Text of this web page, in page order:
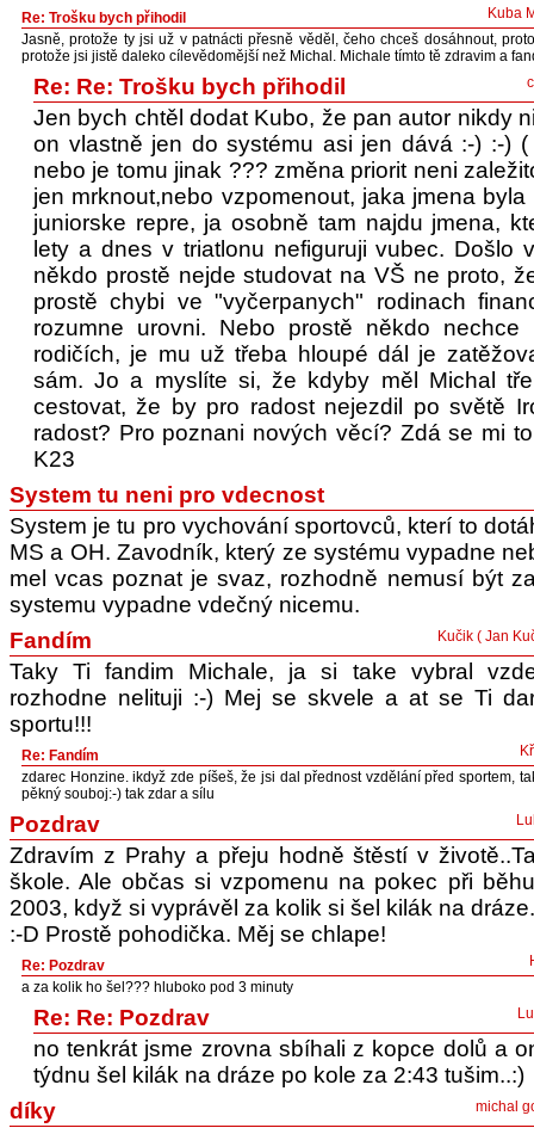
Re: Trošku bych přihodil
Kuba
Jasně, protože ty jsi už v patnácti přesně věděl, čeho chceš dosáhnout,
protože jsi jistě daleko cílevědomější než Michal. Michale tímto tě zdravim a
Re: Re: Trošku bych přihodil
Jen bych chtěl dodat Kubo, že pan autor nikdy
on vlastně jen do systému asi jen dává :-) :-)
nebo je tomu jinak ??? změna priorit neni
jen mrknout,nebo vzpomenout, jaka jmena
juniorske repre, ja osobně tam najdu jmena,
lety a dnes v triatlonu nefiguruji vubec. Došlo
někdo prostě nejde studovat na VŠ ne proto,
prostě chybi ve "vyčerpanych" rodinach
rozumne urovni. Nebo prostě někdo
rodičích, je mu už třeba hloupé dál je
sám. Jo a myslíte si, že kdyby měl Michal
cestovat, že by pro radost nejezdil po světě
radost? Pro poznani nových věcí? Zdá se mi
K23
System tu neni pro vdecnost
System je tu pro vychování sportovců, kterí to
MS a OH. Zavodník, který ze systému vypadne
mel vcas poznat je svaz, rozhodně nemusí být
systemu vypadne vdečný nicemu.
Fandím
Kučik ( Jan
Taky Ti fandim Michale, ja si take vybral
rozhodne nelituji :-) Mej se skvele a at se Ti
sportu!!!
Re: Fandím
zdarec Honzine. ikdyž zde píšeš, že jsi dal přednost vzdělání před sportem,
pěkný souboj:-) tak zdar a sílu
Pozdrav
Zdravím z Prahy a přeju hodně štěstí v
škole. Ale občas si vzpomenu na pokec při
2003, když si vyprávěl za kolik si šel kilák na
:-D Prostě pohodička. Měj se chlape!
Re: Pozdrav
a za kolik ho šel??? hluboko pod 3 minuty
Re: Re: Pozdrav
no tenkrát jsme zrovna sbíhali z kopce dolů a
týdnu šel kilák na dráze po kole za 2:43 tušim..:)
díky
michal